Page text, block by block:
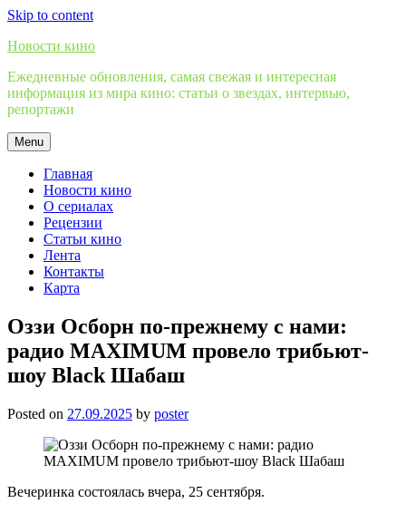
Skip to content
Новости кино
Ежедневные обновления, самая свежая и интересная
информация из мира кино: статьи о звездах, интервью,
репортажи
Menu
Главная
Новости кино
О сериалах
Рецензии
Статьи кино
Лента
Контакты
Карта
Оззи Осборн по-прежнему с нами:
радио MAXIMUM провело трибьют-
шоу Black Шабаш
Posted on 27.09.2025 by poster
Вечеринка состоялась вчера, 25 сентября.